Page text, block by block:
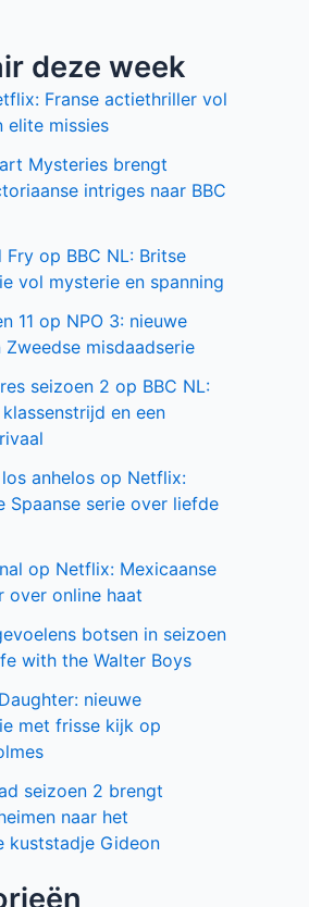
deze week
Franse actiethriller vol
elite missies
Mysteries brengt
intriges naar BBC
Fry op BBC NL: Britse
vol mysterie en spanning
11 op NPO 3: nieuwe
misdaadserie
seizoen 2 op BBC NL:
en een
anhelos op Netflix:
Spaanse serie over liefde
op Netflix: Mexicaanse
over online haat
botsen in seizoen
with the Walter Boys
nieuwe
met frisse kijk op
seizoen 2 brengt
naar het
kuststadje Gideon